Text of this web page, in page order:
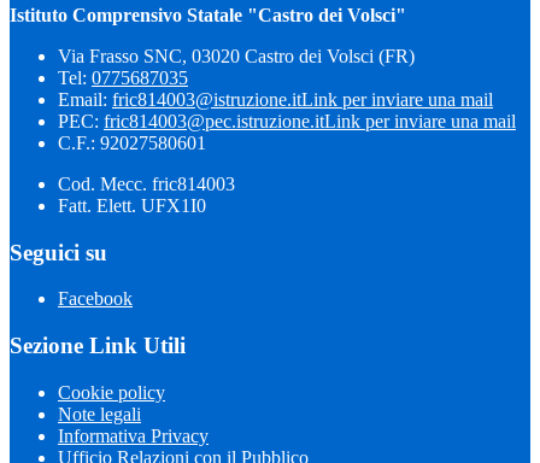
Istituto Comprensivo Statale "Castro dei Volsci"
Via Frasso SNC, 03020 Castro dei Volsci (FR)
Tel: 0775687035
Email: fric814003@istruzione.itLink per inviare una mail
PEC: fric814003@pec.istruzione.itLink per inviare una mail
C.F.: 92027580601
Cod. Mecc. fric814003
Fatt. Elett. UFX1I0
Seguici su
Facebook
Sezione Link Utili
Cookie policy
Note legali
Informativa Privacy
Ufficio Relazioni con il Pubblico